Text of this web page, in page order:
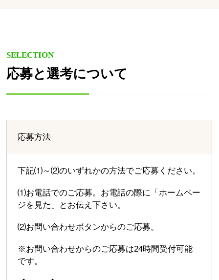
SELECTION
応募と選考について
応募方法
下記⑴～⑵のいずれかの方法でご応募ください。
⑴お電話でのご応募。お電話の際に「ホームペー
ジを見た」とお伝え下さい。
⑵お問い合わせボタンからのご応募。
※お問い合わせからのご応募は24時間受付可能
です。